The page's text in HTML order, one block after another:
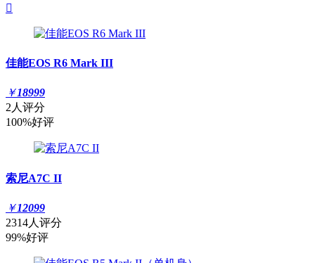

佳能EOS R6 Mark III
￥18999
2人评分
100%好评
索尼A7C II
￥12099
2314人评分
99%好评